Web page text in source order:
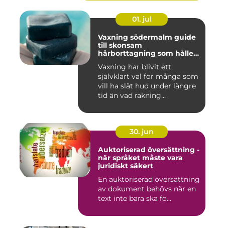
01. jul
Vaxning södermalm guide
till skonsam
hårborttagning som håller
Vaxning har blivit ett
självklart val för många som
vill ha slät hud under längre
tid än vad rakning...
30. jun
Auktoriserad översättning -
när språket måste vara
juridiskt säkert
En auktoriserad översättning
av dokument behövs när en
text inte bara ska fö...